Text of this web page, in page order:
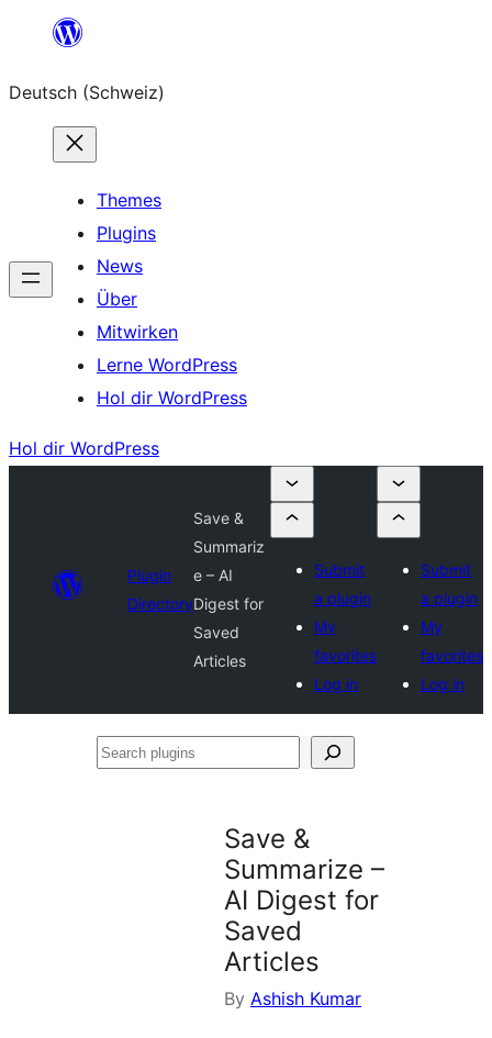
springen
Deutsch (Schweiz)
Themes
Plugins
News
Über
Mitwirken
Lerne WordPress
Hol dir WordPress
Hol dir WordPress
Plugin
Directory
Save &
Summariz
e – AI
Digest for
Saved
Articles
Submit
a plugin
My
favorites
Log in
Submit
a plugin
My
favorites
Log in
Search
Save &
Summarize –
AI Digest for
Saved
Articles
By Ashish Kumar